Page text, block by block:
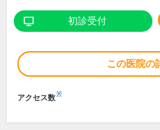
初診受付
この医院の
アクセス数※